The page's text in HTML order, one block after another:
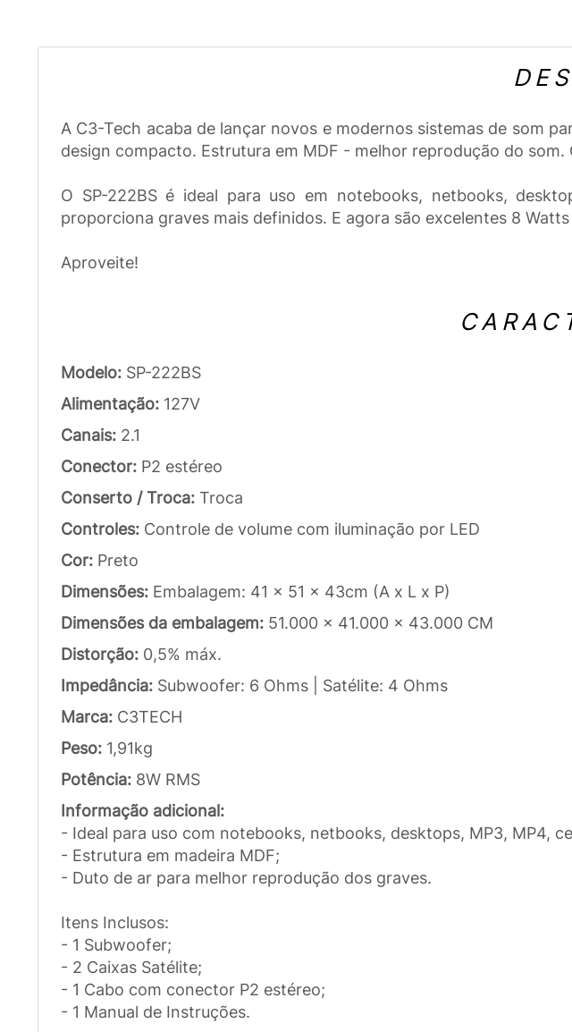
A C3-Tech acaba de lançar novos e modernos sistemas de som
design compacto. Estrutura em MDF - melhor reprodução do
O SP-222BS é ideal para uso em notebooks, netbooks,
proporciona graves mais definidos. E agora são excelentes 8
Aproveite!
Modelo: SP-222BS
Alimentação: 127V
Canais: 2.1
Conector: P2 estéreo
Conserto / Troca: Troca
Controles: Controle de volume com iluminação por LED
Cor: Preto
Dimensões: Embalagem: 41 x 51 x 43cm (A x L x P)
Dimensões da embalagem: 51.000 x 41.000 x 43.000 CM
Distorção: 0,5% máx.
Impedância: Subwoofer: 6 Ohms | Satélite: 4 Ohms
Marca: C3TECH
Peso: 1,91kg
Potência: 8W RMS
Informação adicional:
- Ideal para uso com notebooks, netbooks, desktops, MP3, MP4,
- Estrutura em madeira MDF;
- Duto de ar para melhor reprodução dos graves.
Itens Inclusos:
- 1 Subwoofer;
- 2 Caixas Satélite;
- 1 Cabo com conector P2 estéreo;
- 1 Manual de Instruções.